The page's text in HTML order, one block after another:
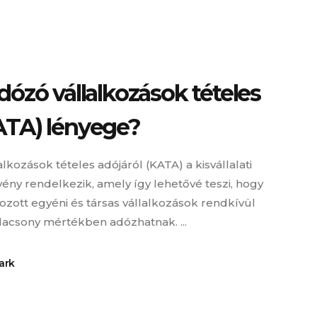
vállalkozások tételes
lényege?
tételes adójáról (KATA) a kisvállalati
rendelkezik, amely így lehetővé teszi, hogy
egyéni és társas vállalkozások rendkívül
mértékben adózhatnak. ...